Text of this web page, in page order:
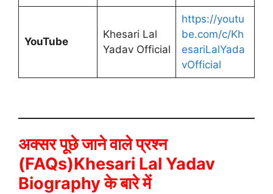
YouTube
Khesari Lal
Yadav Official
https://youtu
be.com/c/Kh
esariLalYada
vOfficial
अक्सर पूछे जाने वाले प्रश्न
(FAQs)Khesari Lal Yadav
Biography के बारे में